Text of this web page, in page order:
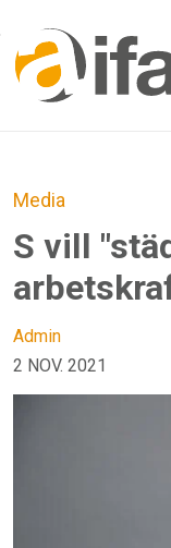
Skip to main content
Media
S vill
Admin
2 NOV. 2021